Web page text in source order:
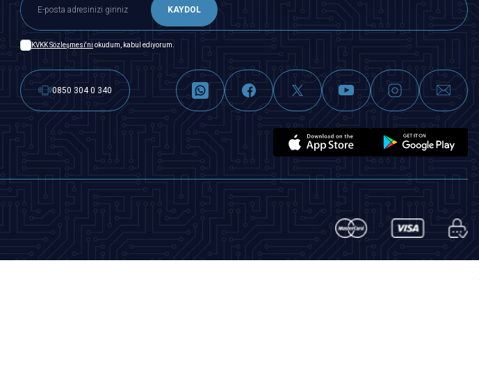
KAYDOL
KVKK Sözleşmesi'ni okudum, kabul ediyorum.
0850 304 0 340